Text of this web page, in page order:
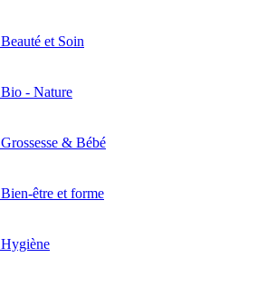
Beauté et Soin
Bio - Nature
Grossesse & Bébé
Bien-être et forme
Hygiène